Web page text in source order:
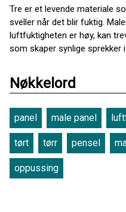
Tre er et levende materiale
sveller når det blir fuktig.
luftfuktigheten er høy, kan
som skaper synlige sprekker
Nøkkelord
panel male panel
tørt tørr pensel
oppussing